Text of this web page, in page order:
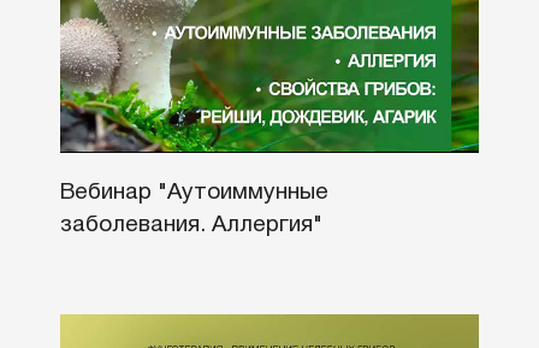
Вебинар "Аутоиммунные
заболевания. Аллергия"